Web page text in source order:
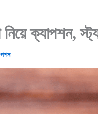
নিয়ে ক্যাপশন,